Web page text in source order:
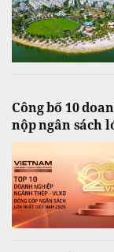
Công bố 10
nộp ngân sách